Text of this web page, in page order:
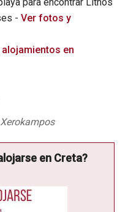
-Ver fotos y
en
en Creta?